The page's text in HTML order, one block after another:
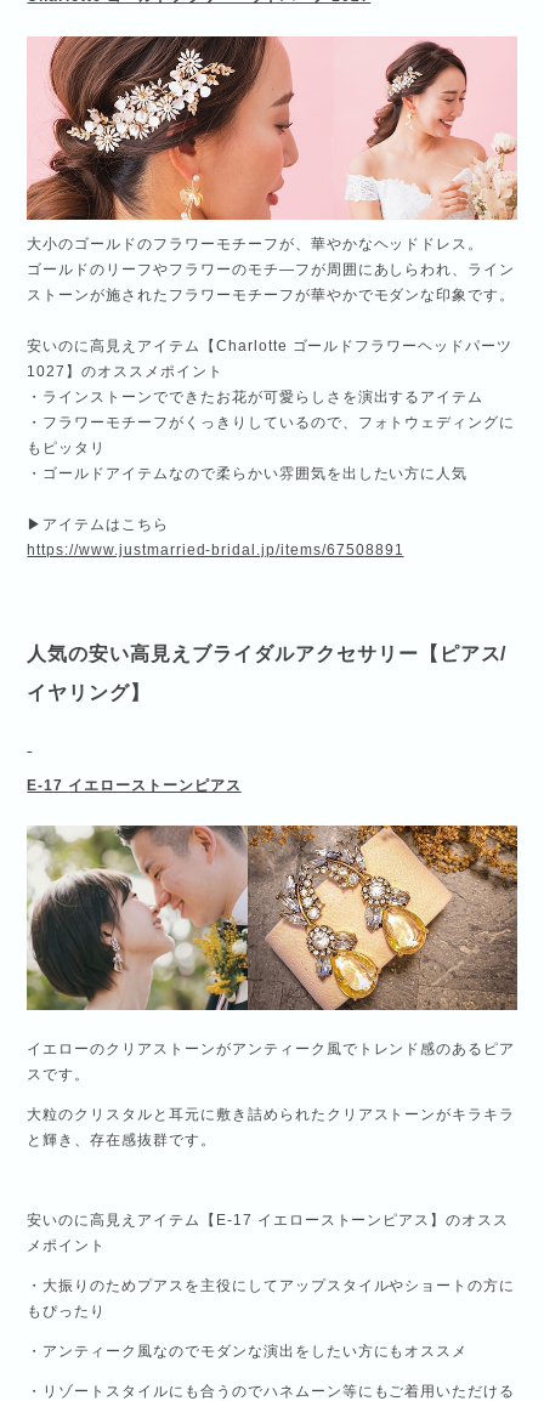
大小のゴールドのフラワーモチーフが、華やかなヘッドドレス。
ゴールドのリーフやフラワーのモチ―フが周囲にあしらわれ、ライン
ストーンが施されたフラワーモチーフが華やかでモダンな印象です。
安いのに高見えアイテム【Charlotte ゴールドフラワーヘッドパーツ
1027】のオススメポイント
・ラインストーンでできたお花が可愛らしさを演出するアイテム
・フラワーモチーフがくっきりしているので、フォトウェディングに
もピッタリ
・ゴールドアイテムなので柔らかい雰囲気を出したい方に人気
▶アイテムはこちら
https://www.justmarried-bridal.jp/items/67508891
人気の安い高見えブライダルアクセサリー【ピアス/
イヤリング】
E-17 イエローストーンピアス
イエローのクリアストーンがアンティーク風でトレンド感のあるピア
スです。
大粒のクリスタルと耳元に敷き詰められたクリアストーンがキラキラ
と輝き、存在感抜群です。
安いのに高見えアイテム【E-17 イエローストーンピアス】のオスス
メポイント
・大振りのためプアスを主役にしてアップスタイルやショートの方に
もぴったり
・アンティーク風なのでモダンな演出をしたい方にもオススメ
・リゾートスタイルにも合うのでハネムーン等にもご着用いただける